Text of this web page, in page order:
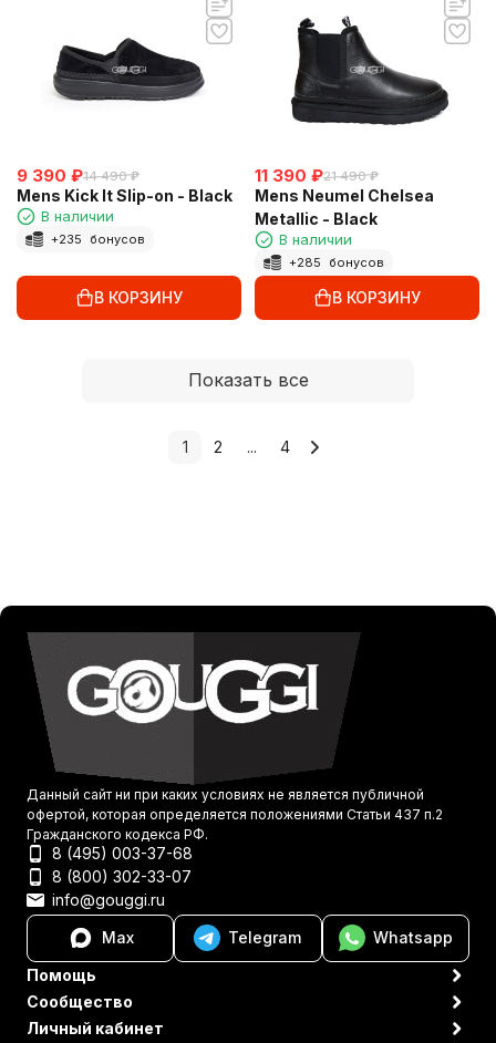
9 390 ₽14 490 ₽
Mens Kick It Slip-on - Black
В наличии
+235 бонусов
В КОРЗИНУ
11 390 ₽21 490 ₽
Mens Neumel Chelsea
Metallic - Black
В наличии
+285 бонусов
В КОРЗИНУ
Показать все
1 2 ... 4
Данный сайт ни при каких условиях не является публичной
офертой, которая определяется положениями Статьи 437 п.2
Гражданского кодекса РФ.
8 (495) 003-37-68
8 (800) 302-33-07
info@gouggi.ru
Max
Telegram
Whatsapp
Помощь
Сообщество
Личный кабинет